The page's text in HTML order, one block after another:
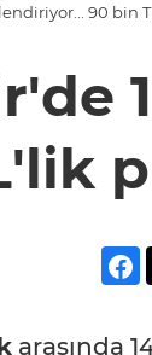
90 bin
arasında